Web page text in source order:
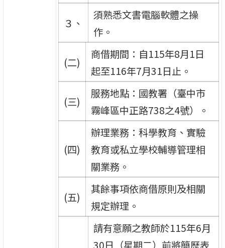
３、
須熟悉文書電腦軟體之操
作。
(二)
商借期間：自115年8月1日
起至116年7月31日止。
(三)
服務地點：國教署（臺中市
霧峰區中正路738之4號）。
(四)
辦理業務：科學教育、實驗
教育或私立學校輔導管理相
關業務。
(五)
其餘事項依商借原則及相關
規定辦理。
請有意願之教師於115年6月
30日（星期二）前將簡歷表